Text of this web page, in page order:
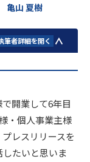
山 夏樹
筆者詳細を開く
開業して6年目
・個人事業主様
レスリリースを
たいと思いま